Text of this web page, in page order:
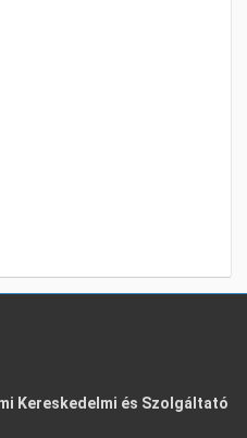
Kereskedelmi és Szolgáltató